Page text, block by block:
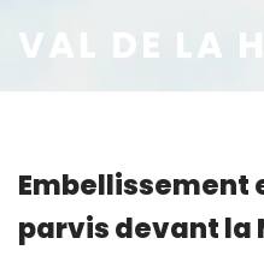
Aller
VAL DE LA
Embellissement
parvis devant la